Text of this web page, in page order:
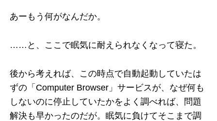
あーもう何がなんだか。
……と、ここで眠気に耐えられなくなって寝た。
後から考えれば、この時点で自動起動していたは
ずの「Computer Browser」サービスが、なぜ何も
しないのに停止していたかをよく調べれば、問題
解決も早かったのだが。眠気に負けてそこまで調